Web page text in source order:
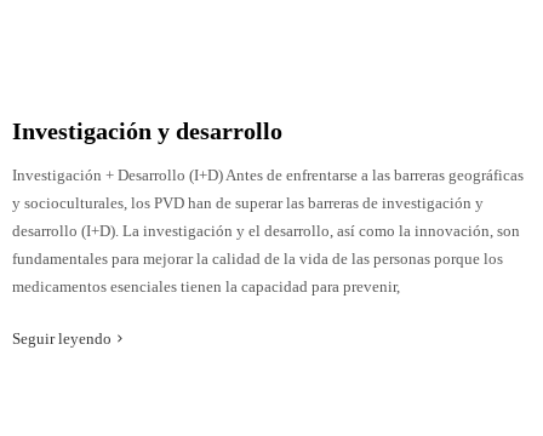
Investigación y desarrollo
Investigación + Desarrollo (I+D) Antes de enfrentarse a las barreras geográficas
y socioculturales, los PVD han de superar las barreras de investigación y
desarrollo (I+D). La investigación y el desarrollo, así como la innovación, son
fundamentales para mejorar la calidad de la vida de las personas porque los
medicamentos esenciales tienen la capacidad para prevenir,
Seguir leyendo